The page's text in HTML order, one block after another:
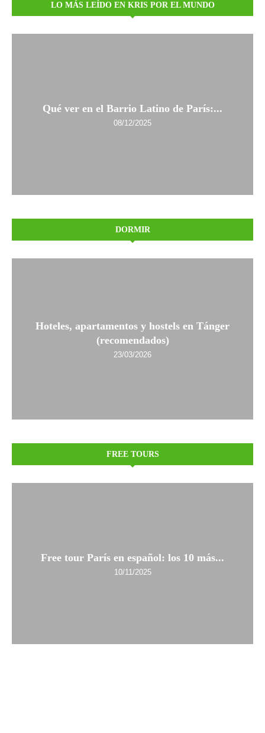
LO MÁS LEÍDO EN KRIS POR EL MUNDO
Qué ver en el Barrio Latino de París:...
08/12/2025
DORMIR
Hoteles, apartamentos y hostels en Tánger
(recomendados)
23/03/2026
FREE TOURS
Free tour París en español: los 10 más...
10/11/2025